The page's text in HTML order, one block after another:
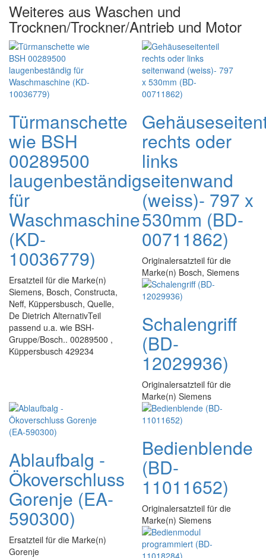
Weiteres aus Waschen und
Trocknen/Trockner/Antrieb und Motor
Türmanschette
wie BSH
00289500
laugenbeständig
für
Waschmaschine
(KD-
10036779)
Ersatzteil für die Marke(n)
Siemens, Bosch, Constructa,
Neff, Küppersbusch, Quelle,
De Dietrich AlternativTeil
passend u.a. wie BSH-
Gruppe/Bosch.. 00289500 ,
Küppersbusch 429234
rechts oder
links
seitenwand
(weiss)- 797 x
530mm (BD-
00711862)
Originalersatzteil für die
Marke(n) Bosch, Siemens
Schalengriff
(BD-
12029936)
Originalersatzteil für die
Marke(n) Siemens
Ablaufbalg -
Ökoverschluss
Gorenje (EA-
590300)
Ersatzteil für die Marke(n)
Gorenje
Bedienblende
(BD-
11011652)
Originalersatzteil für die
Marke(n) Siemens